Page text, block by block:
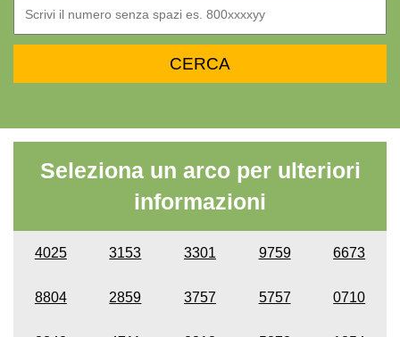
Seleziona un arco per ulteriori
informazioni
4025 3153 3301 9759 6673
8804 2859 3757 5757 0710